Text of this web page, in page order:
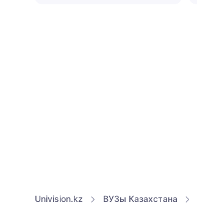
Univision.kz ВУЗы Казахстана